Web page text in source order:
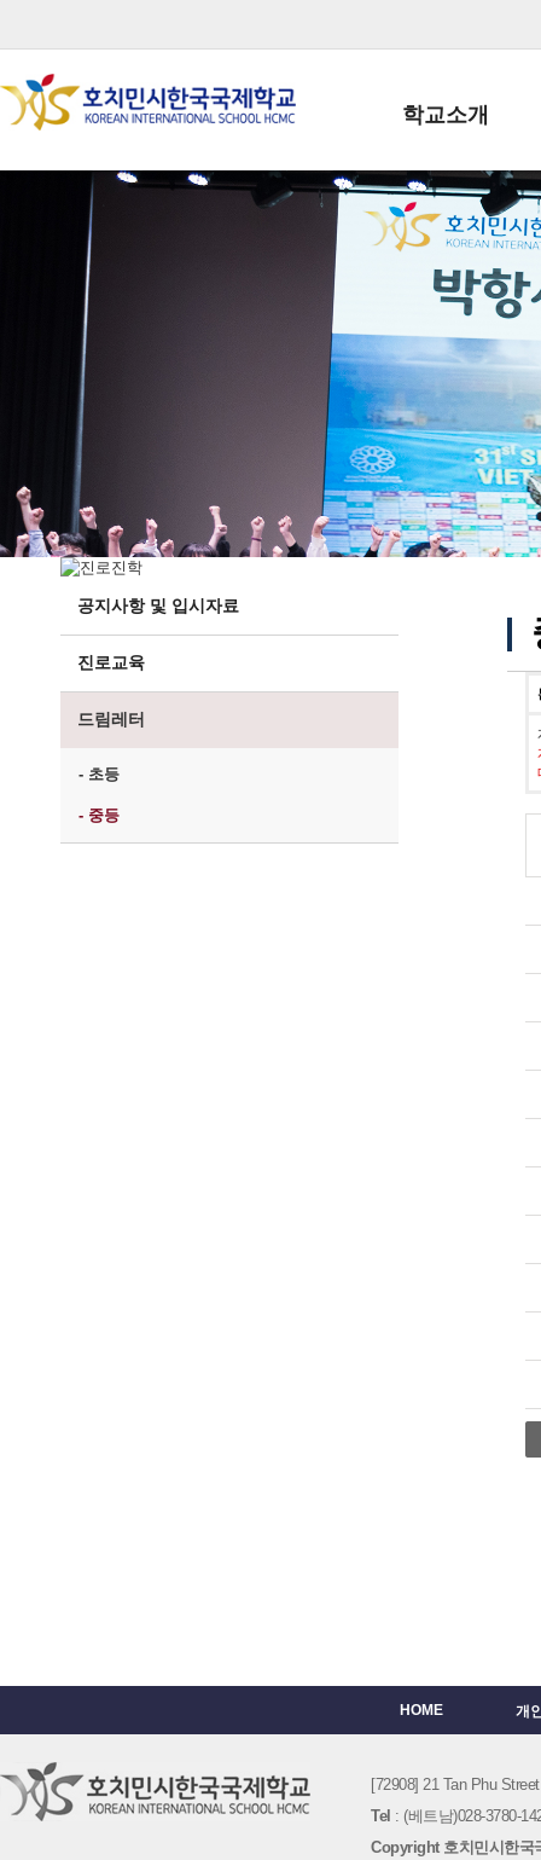
학교소개
학교장인사말
학생회장인사말
학교상징
학교 CI
교직원현황
학생현황
위치/전화
전경사진
공지사항 및 입시자료
진로교육
드림레터
- 초등
- 중등
HOME 개
[72908] 21 Tan Phu
Tel : (베트남)028-3780-
Copyright 호치민시한국